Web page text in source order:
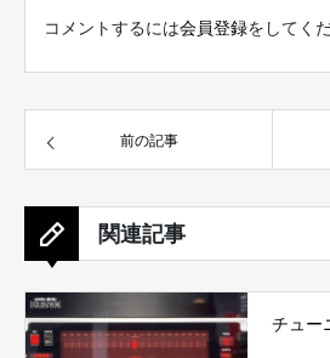
コメントするには会員登録をしてく
前の記事
関連記事
チュー